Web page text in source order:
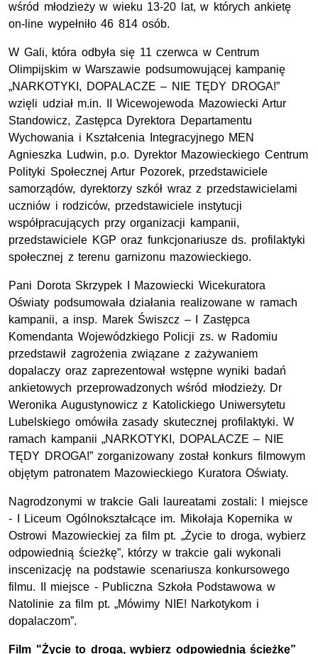
wśród młodzieży w wieku 13-20 lat, w których ankietę
on-line wypełniło 46 814 osób.
W Gali, która odbyła się 11 czerwca w Centrum
Olimpijskim w Warszawie podsumowującej kampanię
„NARKOTYKI, DOPALACZE – NIE TĘDY DROGA!”
wzięli udział m.in. II Wicewojewoda Mazowiecki Artur
Standowicz, Zastępca Dyrektora Departamentu
Wychowania i Kształcenia Integracyjnego MEN
Agnieszka Ludwin, p.o. Dyrektor Mazowieckiego Centrum
Polityki Społecznej Artur Pozorek, przedstawiciele
samorządów, dyrektorzy szkół wraz z przedstawicielami
uczniów i rodziców, przedstawiciele instytucji
współpracujących przy organizacji kampanii,
przedstawiciele KGP oraz funkcjonariusze ds. profilaktyki
społecznej z terenu garnizonu mazowieckiego.
Pani Dorota Skrzypek I Mazowiecki Wicekuratora
Oświaty podsumowała działania realizowane w ramach
kampanii, a insp. Marek Świszcz – I Zastępca
Komendanta Wojewódzkiego Policji zs. w Radomiu
przedstawił zagrożenia związane z zażywaniem
dopalaczy oraz zaprezentował wstępne wyniki badań
ankietowych przeprowadzonych wśród młodzieży. Dr
Weronika Augustynowicz z Katolickiego Uniwersytetu
Lubelskiego omówiła zasady skutecznej profilaktyki. W
ramach kampanii „NARKOTYKI, DOPALACZE – NIE
TĘDY DROGA!” zorganizowany został konkurs filmowym
objętym patronatem Mazowieckiego Kuratora Oświaty.
Nagrodzonymi w trakcie Gali laureatami zostali: I miejsce
- I Liceum Ogólnokształcące im. Mikołaja Kopernika w
Ostrowi Mazowieckiej za film pt. „Życie to droga, wybierz
odpowiednią ścieżkę”, którzy w trakcie gali wykonali
inscenizację na podstawie scenariusza konkursowego
filmu. II miejsce - Publiczna Szkoła Podstawowa w
Natolinie za film pt. „Mówimy NIE! Narkotykom i
dopalaczom”.
Film "Życie to droga, wybierz odpowiednią ścieżkę”